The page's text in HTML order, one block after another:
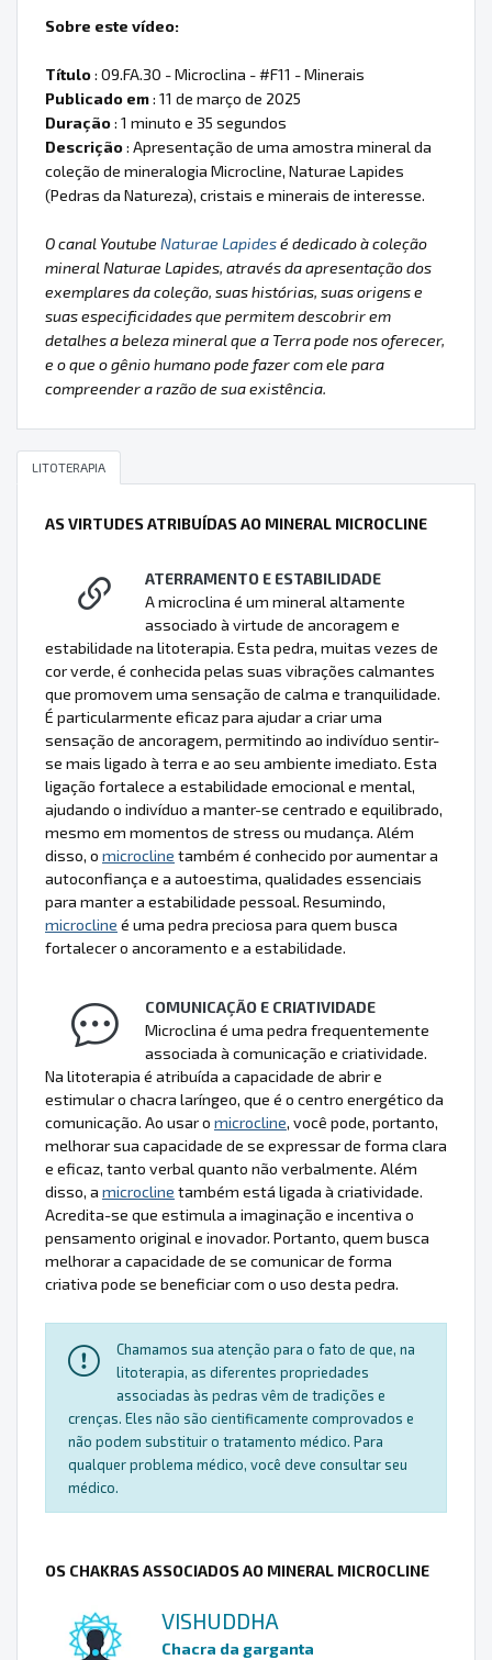
Sobre este vídeo:
Título: 09.FA.30 - Microclina - #F11 - Minerais
Publicado em: 11 de março de 2025
Duração: 1 minuto e 35 segundos
Descrição: Apresentação de uma amostra mineral da
coleção de mineralogia Microcline, Naturae Lapides
(Pedras da Natureza), cristais e minerais de interesse.
O canal Youtube Naturae Lapidesé dedicado à coleção
mineral Naturae Lapides, através da apresentação dos
exemplares da coleção, suas histórias, suas origens e
suas especificidades que permitem descobrir em
detalhes a beleza mineral que a Terra pode nos oferecer,
e o que o gênio humano pode fazer com ele para
compreender a razão de sua existência.
LITOTERAPIA
AS VIRTUDES ATRIBUÍDAS AO MINERAL MICROCLINE
ATERRAMENTO E ESTABILIDADE
A microclina é um mineral altamente
associado à virtude de ancoragem e
estabilidade na litoterapia. Esta pedra, muitas vezes de
cor verde, é conhecida pelas suas vibrações calmantes
que promovem uma sensação de calma e tranquilidade.
É particularmente eficaz para ajudar a criar uma
sensação de ancoragem, permitindo ao indivíduo sentir-
se mais ligado à terra e ao seu ambiente imediato. Esta
ligação fortalece a estabilidade emocional e mental,
ajudando o indivíduo a manter-se centrado e equilibrado,
mesmo em momentos de stress ou mudança. Além
disso, o microcline também é conhecido por aumentar a
autoconfiança e a autoestima, qualidades essenciais
para manter a estabilidade pessoal. Resumindo,
microcline é uma pedra preciosa para quem busca
fortalecer o ancoramento e a estabilidade.
COMUNICAÇÃO E CRIATIVIDADE
Microclina é uma pedra frequentemente
associada à comunicação e criatividade.
Na litoterapia é atribuída a capacidade de abrir e
estimular o chacra laríngeo, que é o centro energético da
comunicação. Ao usar o microcline, você pode, portanto,
melhorar sua capacidade de se expressar de forma clara
e eficaz, tanto verbal quanto não verbalmente. Além
disso, a microcline também está ligada à criatividade.
Acredita-se que estimula a imaginação e incentiva o
pensamento original e inovador. Portanto, quem busca
melhorar a capacidade de se comunicar de forma
criativa pode se beneficiar com o uso desta pedra.
Chamamos sua atenção para o fato de que, na
litoterapia, as diferentes propriedades
associadas às pedras vêm de tradições e
crenças. Eles não são cientificamente comprovados e
não podem substituir o tratamento médico. Para
qualquer problema médico, você deve consultar seu
médico.
OS CHAKRAS ASSOCIADOS AO MINERAL MICROCLINE
VISHUDDHA
Chacra da garganta